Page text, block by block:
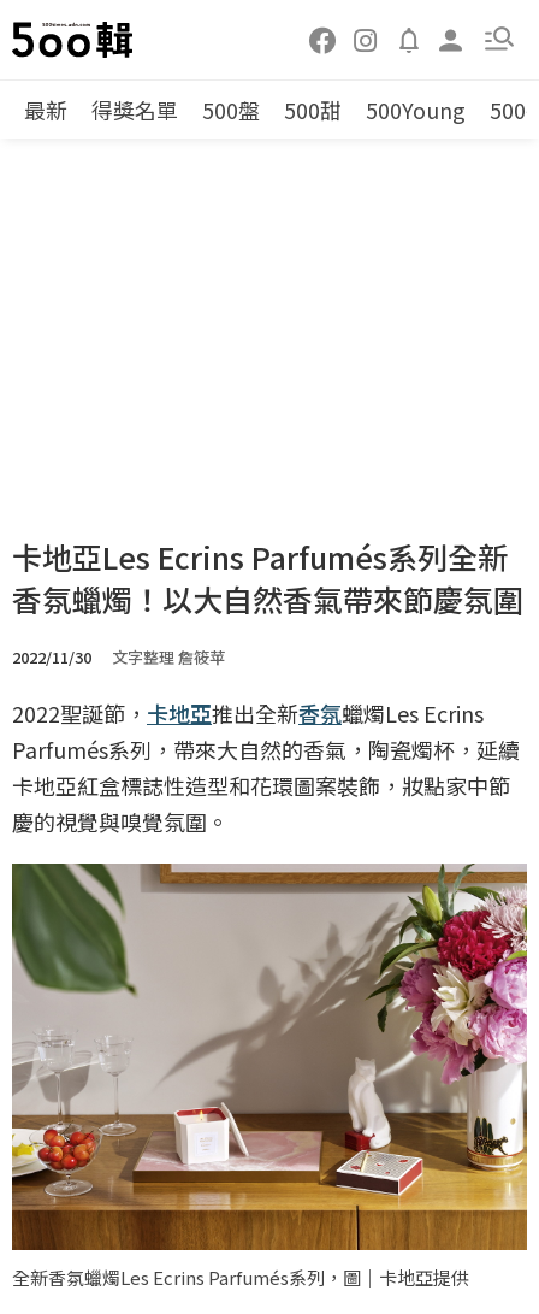
最新 得獎名單 500盤 500甜 500Young 500
卡地亞Les Ecrins Parfumés系列全新
香氛蠟燭！以大自然香氣帶來節慶氛圍
2022/11/30 文字整理 詹筱苹
2022聖誕節， 卡地亞推出全新香氛蠟燭Les Ecrins
Parfumés系列，帶來大自然的香氣，陶瓷燭杯，延續
卡地亞紅盒標誌性造型和花環圖案裝飾，妝點家中節
慶的視覺與嗅覺氛圍。
全新香氛蠟燭Les Ecrins Parfumés系列，圖｜卡地亞提供